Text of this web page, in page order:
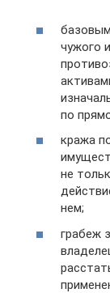
чужого
по
кража
не
нем;
грабеж